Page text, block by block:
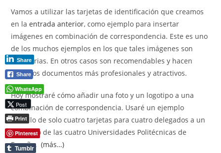
entrada:
Vamos a utilizar las tarjetas de identificación que creamos
en laentrada anterior, como ejemplo para insertar
imágenes en combinación de correspondencia. Este es uno
de los muchos ejemplos en los que tales imágenes son
necesarias. En otros casos son recomendables y hacen
nuestros documentos más profesionales y atractivos.
Hoy mostraré cómo añadir una foto y un logotipo a una
combinación de correspondencia. Usaré un ejemplo
sencillo de solo cuatro tarjetas para cuatro delegados a un
congreso de las cuatro Universidades Politécnicas de
España.(más…)
Share
Share
WhatsApp
Post
Print
Pinterest
Tumblr